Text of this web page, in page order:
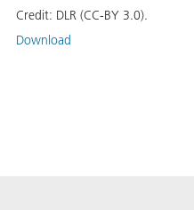
Credit: DLR (CC-BY 3.0).
Download